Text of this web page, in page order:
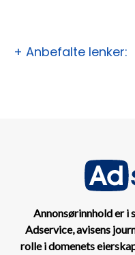
+ Anbefalte lenker:
Annonsørinnhold er i
Adservice, avisens
rolle i domenets